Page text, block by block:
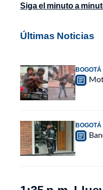
Siga el minuto a
Últimas Noticias
BOGOTÁ
BOGOTÁ